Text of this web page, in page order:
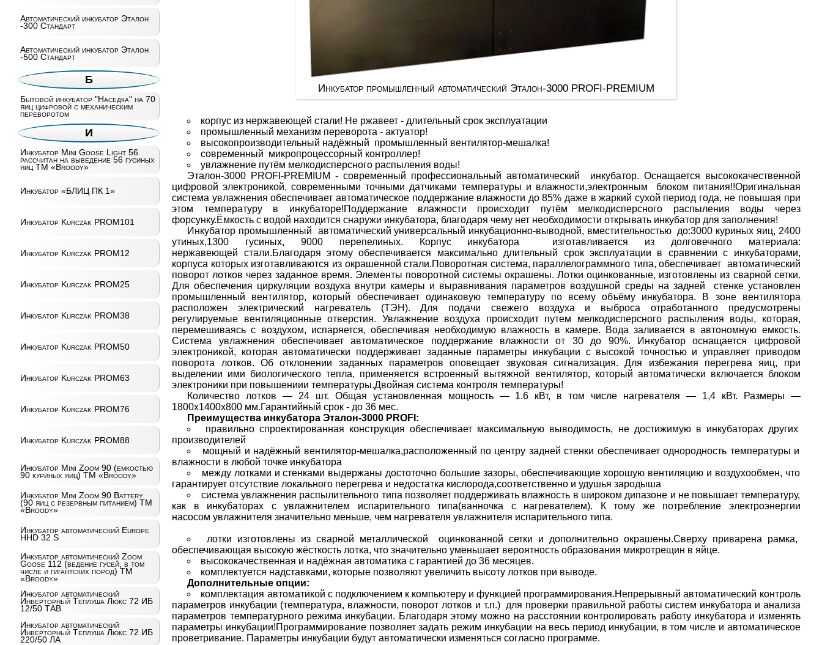
Автоматический инкубатор Эталон
-300 Стандарт
Автоматический инкубатор Эталон
-500 Стандарт
Б
Бытовой инкубатор "Наседка" на 70
яиц цифровой с механическим
переворотом
И
Инкубатор Mini Goose Light 56
рассчитан на выведение 56 гусиных
яиц ТМ «Broody»
Инкубатор «БЛИЦ ПК 1»
Инкубатор Kurczak PROM101
Инкубатор Kurczak PROM12
Инкубатор Kurczak PROM25
Инкубатор Kurczak PROM38
Инкубатор Kurczak PROM50
Инкубатор Kurczak PROM63
Инкубатор Kurczak PROM76
Инкубатор Kurczak PROM88
Инкубатор Mini Zoom 90 (емкостью
90 куриных яиц) ТМ «Broody»
Инкубатор Mini Zoom 90 Battery
(90 яиц с резервным питанием) ТМ
«Broody»
Инкубатор автоматический Europe
HHD 32 S
Инкубатор автоматический Zoom
Goose 112 (ведение гусей, в том
числе и гигантских пород) ТМ
«Broody»
Инкубатор автоматический
Инверторный Теплуша Люкс 72 ИБ
12/50 ТАВ
Инкубатор автоматический
Инверторный Теплуша Люкс 72 ИБ
220/50 ЛА
Инкубатор промышленный автоматический Эталон-3000 PROFI-PREMIUM
корпус из нержавеющей стали! Не ржавеет - длительный срок эксплуатации
промышленный механизм переворота - актуатор!
высокопроизводительный надёжный промышленный вентилятор-мешалка!
современный микропроцессорный контроллер!
увлажнение путём мелкодисперсного распыления воды!
Эталон-3000 PROFI-PREMIUM - современный профессиональный автоматический инкубатор. Оснащается высококачественной
цифровой электроникой, современными точными датчиками температуры и влажности,электронным блоком питания!!Оригинальная
система увлажнения обеспечивает автоматическое поддержание влажности до 85% даже в жаркий сухой период года, не повышая при
этом температуру в инкубаторе!Поддержание влажности происходит путём мелкодисперсного распыления воды через
форсунку.Ёмкость с водой находится снаружи инкубатора, благодаря чему нет необходимости открывать инкубатор для заполнения!
Инкубатор промышленный автоматический универсальный инкубационно-выводной, вместительностью до:3000 куриных яиц, 2400
утиных,1300 гусиных, 9000 перепелиных. Корпус инкубатора изготавливается из долговечного материала:
нержавеющей стали.Благодаря этому обеспечивается максимально длительный срок эксплуатации в сравнении с инкубаторами,
корпуса которых изготавливаются из окрашенной стали.Поворотная система, параллелограммного типа, обеспечивает автоматический
поворот лотков через заданное время. Элементы поворотной системы окрашены. Лотки оцинкованные, изготовлены из сварной сетки.
Для обеcпечения циркуляции воздуха внутри камеры и выравнивания параметров воздушной среды на задней стенке установлен
промышленный вентилятор, который обеспечивает одинаковую температуру по всему объёму инкубатора. В зоне вентилятора
расположен электрический нагреватель (ТЭН). Для подачи свежего воздуха и выброса отработанного предусмотрены
регулируемые вентиляционные отверстия. Увлажнение воздуха происходит путем мелкодисперсного распыления воды, которая,
перемешиваясь с воздухом, испаряется, обеспечивая необходимую влажность в камере. Вода заливается в автономную емкость.
Система увлажнения обеспечивает автоматическое поддержание влажности от 30 до 90%. Инкубатор оснащается цифровой
электроникой, которая автоматически поддерживает заданные параметры инкубации с высокой точностью и управляет приводом
поворота лотков. Об отклонении заданных параметров оповещает звуковая сигнализация. Для избежания перегрева яиц, при
выделении ими биологического тепла, применяется встроенный вытяжной вентилятор, который автоматически включается блоком
электроники при повышениии температуры.Двойная система контроля температуры!
Количество лотков — 24 шт. Общая установленная мощность — 1.6 кВт, в том числе нагревателя — 1,4 кВт. Размеры —
1800х1400х800 мм.Гарантийный срок - до 36 мес.
Преимущества инкубатора Эталон-3000 PROFI:
правильно спроектированная конструкция обеспечивает максимальную выводимость, не достижимую в инкубаторах других
производителей
мощный и надёжный вентилятор-мешалка,расположенный по центру задней стенки обеспечивает однородность температуры и
влажности в любой точке инкубатора
между лотками и стенками выдержаны достоточно большие зазоры, обеспечивающие хорошую вентиляцию и воздухообмен, что
гарантирует отсутствие локального перегрева и недостатка кислорода,соответственно и удушья зародыша
система увлажнения распылительного типа позволяет поддерживать влажность в широком дипазоне и не повышает температуру,
как в инкубаторах с увлажнителем испарительного типа(ванночка с нагревателем). К тому же потребление электроэнергии
насосом увлажнителя значительно меньше, чем нагревателя увлажнителя испарительного типа.
лотки изготовлены из сварной металлической оцинкованной сетки и дополнительно окрашены.Сверху приварена рамка,
обеспечивающая высокую жёсткость лотка, что значительно уменьшает вероятность образования микротрещин в яйце.
высококачественная и надёжная автоматика с гарантией до 36 месяцев.
комплектуется надставками, которые позволяют увеличить высоту лотков при выводе.
Дополнительные опции:
комплектация автоматикой с подключением к компьютеру и функцией программирования.Непрерывный автоматический контроль
параметров инкубации (температура, влажности, поворот лотков и т.п.) для проверки правильной работы систем инкубатора и анализа
параметров температурного режима инкубации. Благодаря этому можно на расстоянии контролировать работу инкубатора и изменять
параметры инкубации!Программирование позволяет задать режим инкубации на весь период инкубации, в том числе и автоматическое
проветривание. Параметры инкубации будут автоматически изменяться согласно программе.